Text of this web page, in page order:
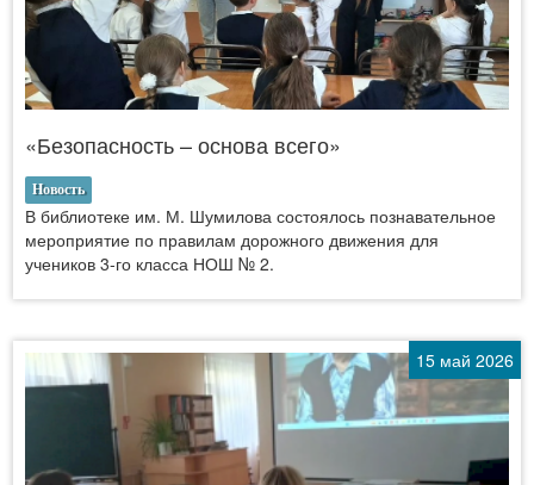
«Безопасность – основа всего»
Новость
В библиотеке им. М. Шумилова состоялось познавательное
мероприятие по правилам дорожного движения для
учеников 3-го класса НОШ № 2.
15 май 2026